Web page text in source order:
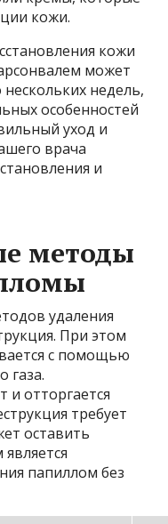
кожи.
кожи
может
недель,
особенностей
уход и
врача
и
методы
удаления
При этом
с помощью
газа.
и отторгается
требует
оставить
папиллом без